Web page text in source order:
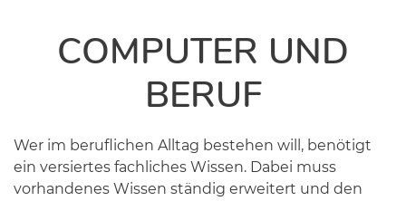
COMPUTER UND
BERUF
Wer im beruflichen Alltag bestehen will, benötigt
ein versiertes fachliches Wissen. Dabei muss
vorhandenes Wissen ständig erweitert und den